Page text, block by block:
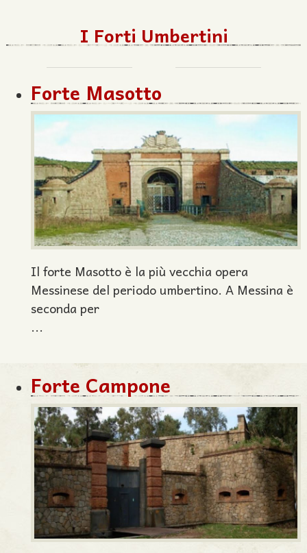
I Forti Umbertini
Forte Masotto
Il forte Masotto è la più vecchia opera
Messinese del periodo umbertino. A Messina è
seconda per
...
Forte Campone